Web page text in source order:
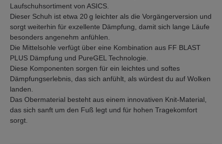
Laufschuhsortiment von ASICS.
Dieser Schuh ist etwa 20 g leichter als die Vorgängerversion und
sorgt weiterhin für exzellente Dämpfung, damit sich lange Läufe
besonders angenehm anfühlen.
Die Mittelsohle verfügt über eine Kombination aus FF BLAST
PLUS Dämpfung und PureGEL Technologie.
Diese Komponenten sorgen für ein leichtes und softes
Dämpfungserlebnis, das sich anfühlt, als würdest du auf Wolken
landen.
Das Obermaterial besteht aus einem innovativen Knit-Material,
das sich sanft um den Fuß legt und für hohen Tragekomfort
sorgt.